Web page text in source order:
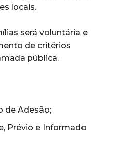
locais.
será voluntária e
de critérios
pública.
de Adesão;
Prévio e Informado